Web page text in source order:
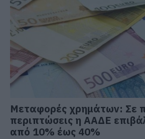
Μεταφορές χρημάτων: Σε
περιπτώσεις η ΑΑΔΕ
από 10% έως 40%